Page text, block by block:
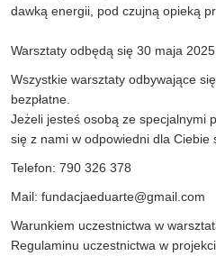
dawką energii, pod czujną opieką
Warsztaty odbędą się 30 maja
Wszystkie warsztaty odbywające
bezpłatne.
Jeżeli jesteś osobą ze specjalnymi
się z nami w odpowiedni dla Ciebie
Telefon: 790 326 378
Mail: fundacjaeduarte@gmail.com
Warunkiem uczestnictwa w
Regulaminu uczestnictwa w